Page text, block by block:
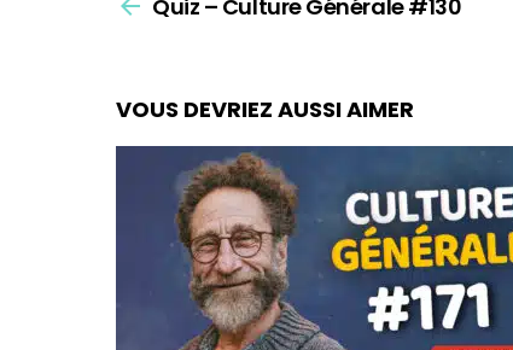
moreQuiz – Culture Générale #130
VOUS DEVRIEZ AUSSI AIMER